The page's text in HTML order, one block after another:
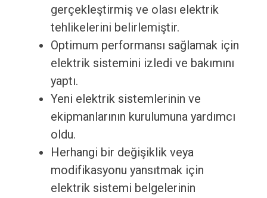
gerçekleştirmiş ve olası elektrik
tehlikelerini belirlemiştir.
Optimum performansı sağlamak için
elektrik sistemini izledi ve bakımını
yaptı.
Yeni elektrik sistemlerinin ve
ekipmanlarının kurulumuna yardımcı
oldu.
Herhangi bir değişiklik veya
modifikasyonu yansıtmak için
elektrik sistemi belgelerinin